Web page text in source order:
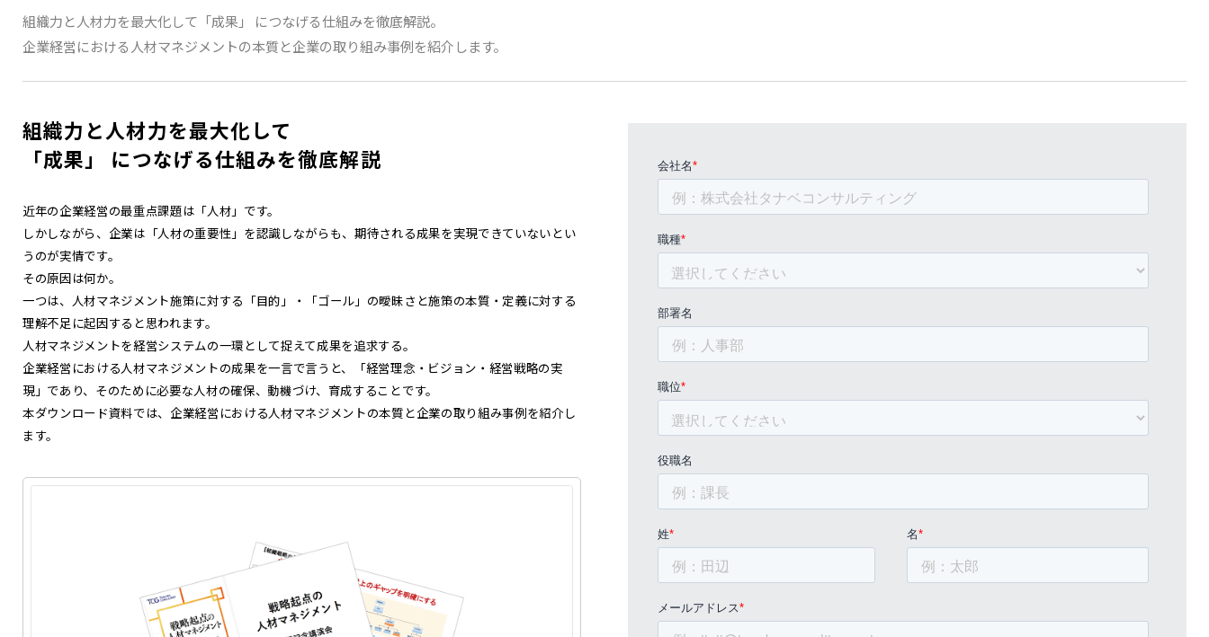
組織力と人材力を最大化して「成果」 につなげる仕組みを徹底解説。
企業経営における人材マネジメントの本質と企業の取り組み事例を紹介します。
組織力と人材力を最大化して
「成果」 につなげる仕組みを徹底解説
近年の企業経営の最重点課題は「人材」です。
しかしながら、企業は「人材の重要性」を認識しながらも、期待される成果を実現できていないとい
うのが実情です。
その原因は何か。
一つは、人材マネジメント施策に対する「目的」・「ゴール」の曖昧さと施策の本質・定義に対する
理解不足に起因すると思われます。
人材マネジメントを経営システムの一環として捉えて成果を追求する。
企業経営における人材マネジメントの成果を一言で言うと、「経営理念・ビジョン・経営戦略の実
現」であり、そのために必要な人材の確保、動機づけ、育成することです。
本ダウンロード資料では、企業経営における人材マネジメントの本質と企業の取り組み事例を紹介し
ます。